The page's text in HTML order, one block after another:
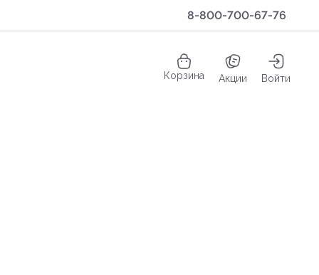
8-800-700-67-76
Корзина Акции Войти